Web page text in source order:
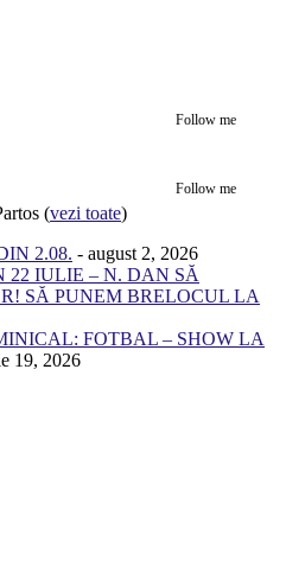
Follow me
Follow me
(vezi toate)
2.08. - august 2, 2026
22 IULIE – N. DAN SĂ
SĂ PUNEM BRELOCUL LA
FOTBAL – SHOW LA
19, 2026